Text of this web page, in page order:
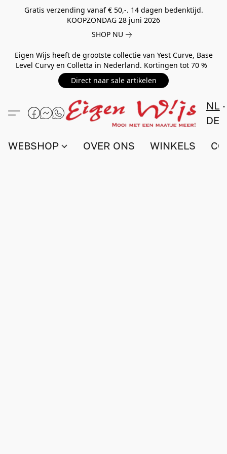
Gratis verzending vanaf € 50,-. 14 dagen bedenktijd.
KOOPZONDAG 28 juni 2026
SHOP NU
Eigen Wijs heeft de grootste collectie van Yest Curve, Base
Level Curvy en Colletta in Nederland. Kortingen tot 70 %
Direct naar sale artikelen
NL
DE
WEBSHOP OVER ONS WINKELS